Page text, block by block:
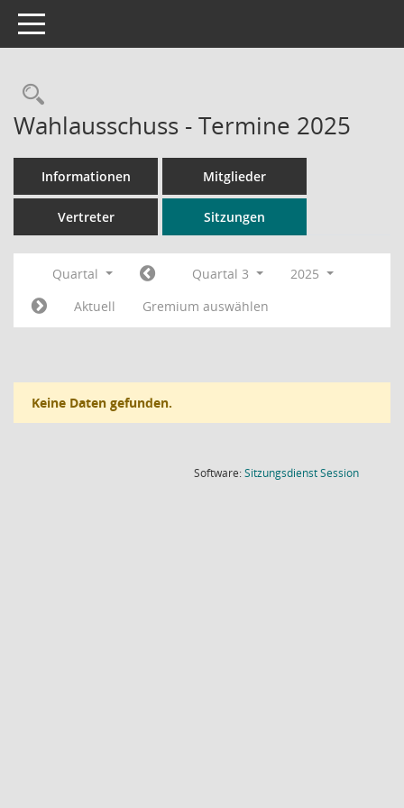
Toggle navigation
Rechercheauswahl
Wahlausschuss - Termine 2025
Informationen Mitglieder
Vertreter Sitzungen
Quartal Quartal 3
2025
Aktuell
Gremium auswählen
Keine Daten gefunden.
Software:SitzungsdienstSession(Wird in